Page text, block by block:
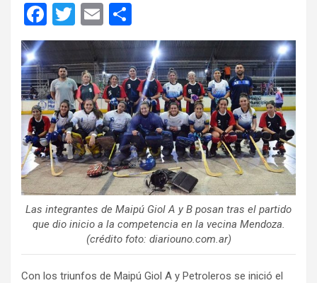
F
a
ce
b
o
o
k
T
wi
tt
er
E
m
ail
o
m
p
ar
tir
Las integrantes de Maipú Giol A y B posan tras el partido
que dio inicio a la competencia en la vecina Mendoza.
(crédito foto: diariouno.com.ar)
Con los triunfos de Maipú Giol A y Petroleros se inició el